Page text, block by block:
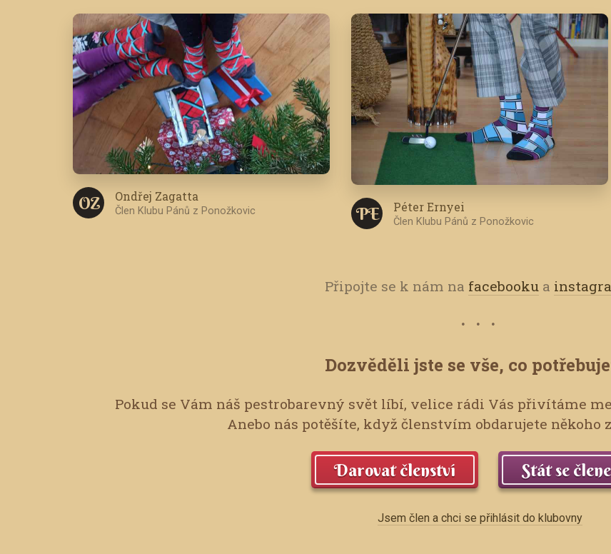
O Z Ondřej Zagatta
Člen Klubu Pánů z Ponožkovic P E Péter Ernyei
Člen Klubu Pánů z Ponožkovic
Připojte se k nám na facebooku a
Dozvěděli jste se vše, co
Pokud se Vám náš pestrobarevný svět líbí, velice rádi Vás přivítáme
Anebo nás potěšíte, když členstvím obdarujete někoho
Darovat členství Stát se
Jsem člen a chci se přihlásit do klubovny